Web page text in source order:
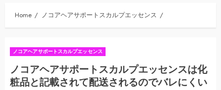
Home ノコアヘアサポートスカルプエッセンス
ノコアヘアサポートスカルプエッセンス
ノコアヘアサポートスカルプエッセンスは化
粧品と記載されて配送されるのでバレにくい